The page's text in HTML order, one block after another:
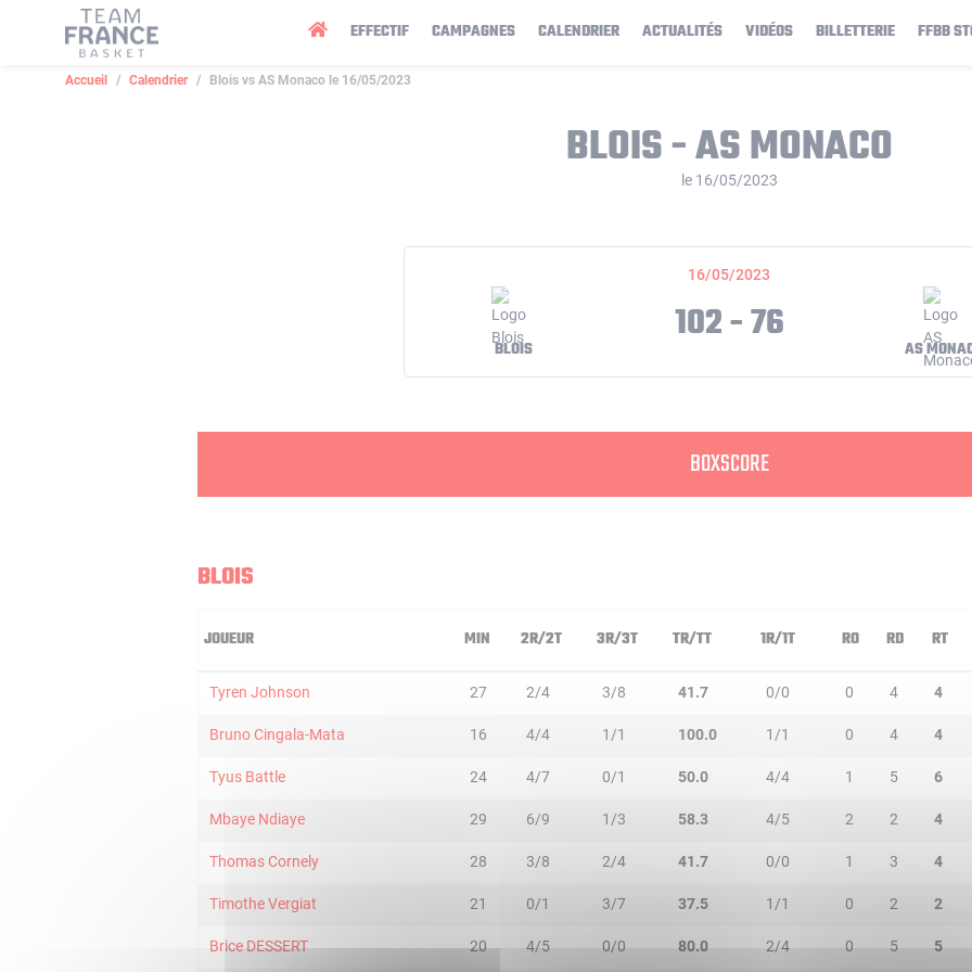
EFFECTIF CAMPAGNES CALENDRIER ACTUALITÉS VIDÉOS BILLETTERIE FFBB
Accueil Calendrier Blois vs AS Monaco le 16/05/2023
BLOIS - AS MONACO
le 16/05/2023
16/05/2023
BLOIS 102 - 76 AS
BOXSCORE
BLOIS
JOUEUR MIN 2R/2T 3R/3T TR/TT 1R/1T RO RD RT
Tyren Johnson 27 2/4 3/8 41.7 0/0 0 4 4
Bruno Cingala-Mata 16 4/4 1/1 100.0 1/1 0 4 4
Tyus Battle 24 4/7 0/1 50.0 4/4 1 5 6
Mbaye Ndiaye 29 6/9 1/3 58.3 4/5 2 2 4
Thomas Cornely 28 3/8 2/4 41.7 0/0 1 3 4
Timothe Vergiat 21 0/1 3/7 37.5 1/1 0 2 2
Brice DESSERT 20 4/5 0/0 80.0 2/4 0 5 5
Panneau de gestion des cookies